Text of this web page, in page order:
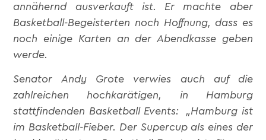
annähernd ausverkauft ist. Er machte aber
Basketball-Begeisterten noch Hoffnung, dass es
noch einige Karten an der Abendkasse geben
werde.
Senator Andy Grote verwies auch auf die
zahlreichen hochkarätigen, in Hamburg
stattfindenden Basketball Events: „Hamburg ist
im Basketball-Fieber. Der Supercup als eines der